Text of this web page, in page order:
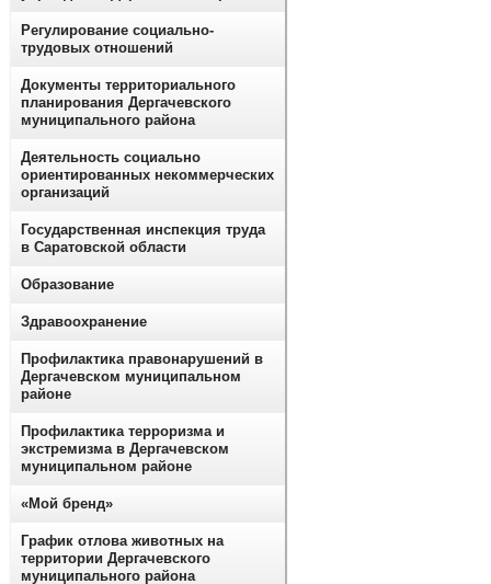
Регулирование социально-
трудовых отношений
Документы территориального
планирования Дергачевского
муниципального района
Деятельность социально
ориентированных некоммерческих
организаций
Государственная инспекция труда
в Саратовской области
Образование
Здравоохранение
Профилактика правонарушений в
Дергачевском муниципальном
районе
Профилактика терроризма и
экстремизма в Дергачевском
муниципальном районе
«Мой бренд»
График отлова животных на
территории Дергачевского
муниципального района